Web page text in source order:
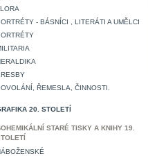
- BÁSNÍCI , LITERÁTI A UMĚLCI
ŘEMESLA, ČINNOSTI.
20. STOLETÍ
STARÉ TISKY A KNIHY 19.